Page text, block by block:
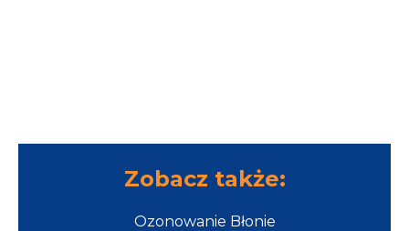
Zobacz także:
Ozonowanie Błonie